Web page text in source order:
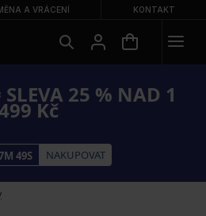
A VRÁCENÍ KONTAKT
25 % NAD 1
Kč
M 48S NAKUPOVAT